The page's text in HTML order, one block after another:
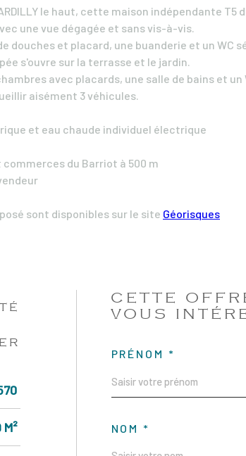
le haut, cette maison indépendante T5
une vue dégagée et sans vis-à-vis.
et placard, une buanderie et un WC
s'ouvre sur la terrasse et le jardin.
avec placards, une salle de bains et un
aisément 3 véhicules.
et eau chaude individuel électrique
du Barriot à 500 m
sont disponibles sur le site Géorisques
M²
CETTE
VOUS
PRÉNOM *
NOM *